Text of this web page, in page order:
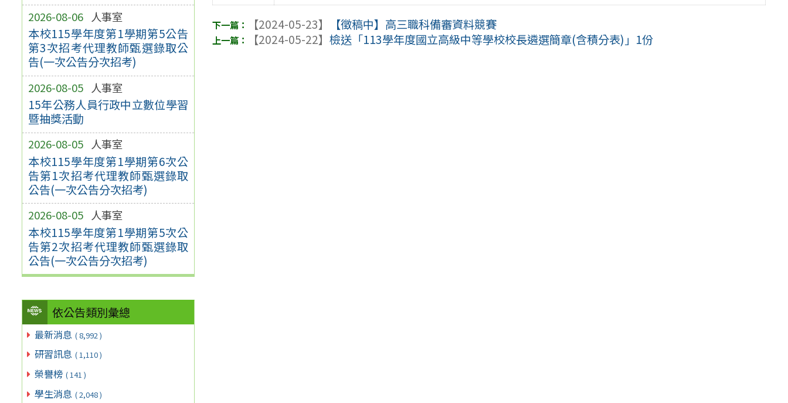
2026-08-06 人事室
本校115學年度第1學期第5公告
第3次招考代理教師甄選錄取公
告(一次公告分次招考)
2026-08-05 人事室
15年公務人員行政中立數位學習
暨抽獎活動
2026-08-05 人事室
本校115學年度第1學期第6次公
告第1次招考代理教師甄選錄取
公告(一次公告分次招考)
2026-08-05 人事室
本校115學年度第1學期第5次公
告第2次招考代理教師甄選錄取
公告(一次公告分次招考)
依公告類別彙總
最新消息 ( 8,992 )
研習訊息 ( 1,110 )
榮譽榜 ( 141 )
學生消息 ( 2,048 )
【2024-05-23】
【徵稿中】高三職科備審資料競賽
【2024-05-22】檢送「113學年度國立高級中等學校校長遴選簡章(含積分表)」1份